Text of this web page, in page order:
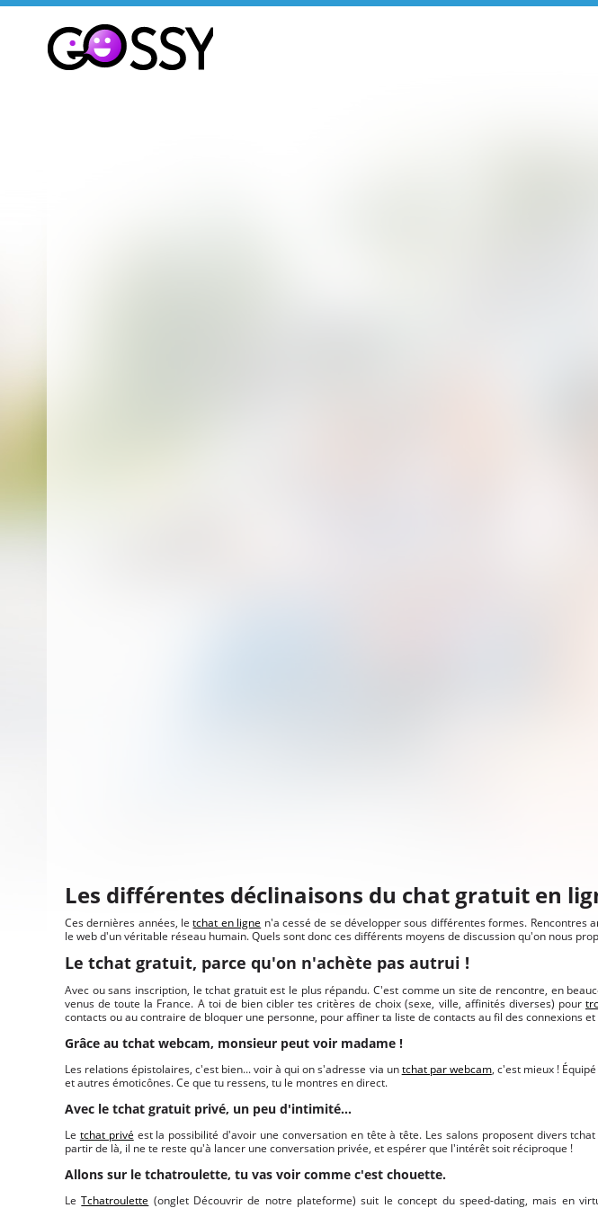
Les différentes déclinaisons du chat gratuit en
Ces dernières années, letchat en ligne n'a cessé de se développer sous différentes formes.
le web d'un véritable réseau humain. Quels sont donc ces différents moyens de discussion qu'on nous
Le tchat gratuit, parce qu'on n'achète pas autrui !
Avec ou sans inscription, le tchat gratuit est le plus répandu. C'est comme un site de rencontre, en
venus de toute la France. A toi de bien cibler tes critères de choix (sexe, ville, affinités diverses) pour
contacts ou au contraire de bloquer une personne, pour affiner ta liste de contacts au fil des connexions
Grâce au tchat webcam, monsieur peut voir madame !
Les relations épistolaires, c'est bien... voir à qui on s'adresse via untchat par webcam, c'est mieux !
et autres émoticônes. Ce que tu ressens, tu le montres en direct.
Avec le tchat gratuit privé, un peu d'intimité...
Le tchat privé est la possibilité d'avoir une conversation en tête à tête. Les salons proposent divers
partir de là, il ne te reste qu'à lancer une conversation privée, et espérer que l'intérêt soit réciproque !
Allons sur le tchatroulette, tu vas voir comme c'est chouette.
LeTchatroulette (onglet Découvrir de notre plateforme) suit le concept du speed-dating, mais en